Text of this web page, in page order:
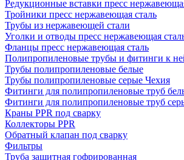
Редукционные вставки пресс
Тройники пресс нержавеющая сталь
Трубы из нержавеющей стали
Уголки и отводы пресс нержавеющая
Фланцы пресс нержавеющая сталь
Полипропиленовые трубы и фитинги к
Трубы полипропиленовые белые
Трубы полипропиленовые серые Чехия
Фитинги для полипропиленовые труб
Фитинги для полипропиленовые труб
Краны PPR под сварку
Коллекторы PPR
Обратный клапан под сварку
Фильтры
Труба защитная гофрированная